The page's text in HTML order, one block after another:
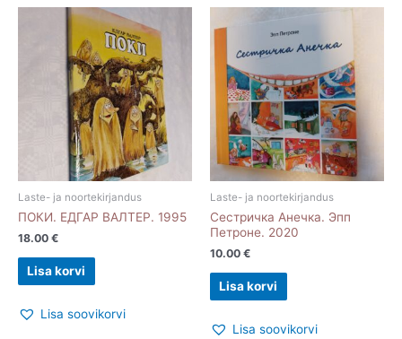
Laste- ja noortekirjandus
ПОКИ. ЕДГАР ВАЛТЕР. 1995
18.00 €
Lisa korvi
Lisa soovikorvi
Laste- ja noortekirjandus
Сестричка Анечка. Эпп
Петроне. 2020
10.00 €
Lisa korvi
Lisa soovikorvi